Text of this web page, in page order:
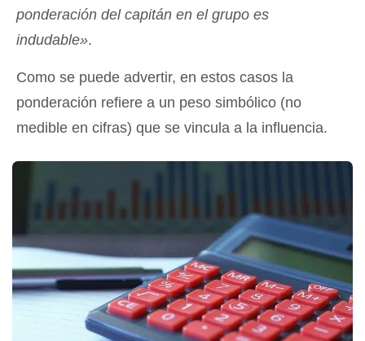
ponderación del capitán en el grupo es
indudable».
Como se puede advertir, en estos casos la
ponderación refiere a un peso simbólico (no
medible en cifras) que se vincula a la influencia.